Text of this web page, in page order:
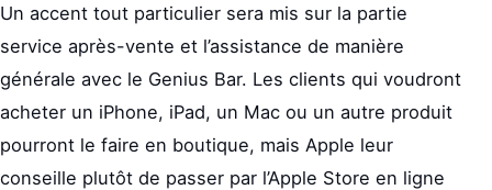
Un accent tout particulier sera mis sur la partie
service après-vente et l’assistance de manière
générale avec le Genius Bar. Les clients qui voudront
acheter un iPhone, iPad, un Mac ou un autre produit
pourront le faire en boutique, mais Apple leur
conseille plutôt de passer par l’Apple Store en ligne